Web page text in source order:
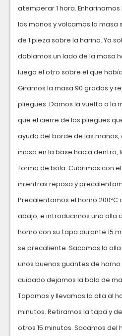
atemperar 1 hora.
las manos y volcamos la masa
de 1 pieza sobre la harina. Ya
doblamos un lado de la masa
luego el otro sobre el que
Giramos la masa 90 grados y
pliegues. Damos la vuelta a la
que el cierre de los pliegues
ayuda del borde de las
masa en la base hacia dentro,
forma de bola. Cubrimos con
mientras reposa y
Precalentamos el horno 200ºC
abajo, e introducimos una olla
horno con su tapa durante 15
se precaliente. Sacamos la
unos buenos guantes de horno
cuidado dejamos la bola de
Tapamos y llevamos la olla al
minutos. Retiramos la tapa y
otros 15 minutos. Sacamos del